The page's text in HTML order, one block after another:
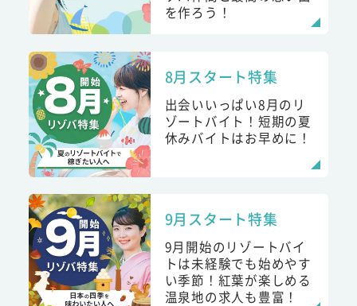
を作ろう！
8月スタート特集
出会いいっぱい8月のリ
ゾートバイト！短期の夏
休みバイトはお早めに！
9月スタート特集
9月開始のリゾートバイ
トは未経験でも始めやす
い季節！紅葉が楽しめる
温泉地の求人も豊富！